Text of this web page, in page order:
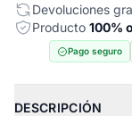
Devoluciones
Producto 100%
Pago seguro
DESCRIPCIÓN